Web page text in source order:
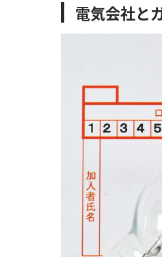
電気会社と